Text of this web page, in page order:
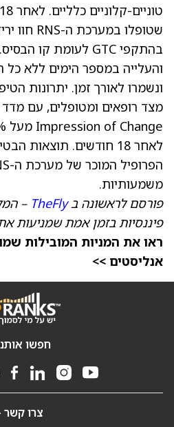
והעלייה במספר הימים ללא כל
ונשמרו לאורך זמן. יתרונות
לאחר 18 חודשים. תוצאות
משמעותיות.
פורסם לראשונה בTheFly
–
פיננסיות בזמן אמת שמניעות
ראו את המניות המובילות
אנליסטים >>
חפשו
צרו קשר